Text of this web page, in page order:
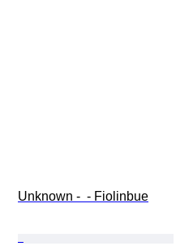
Unknown -  - Fiolinbue